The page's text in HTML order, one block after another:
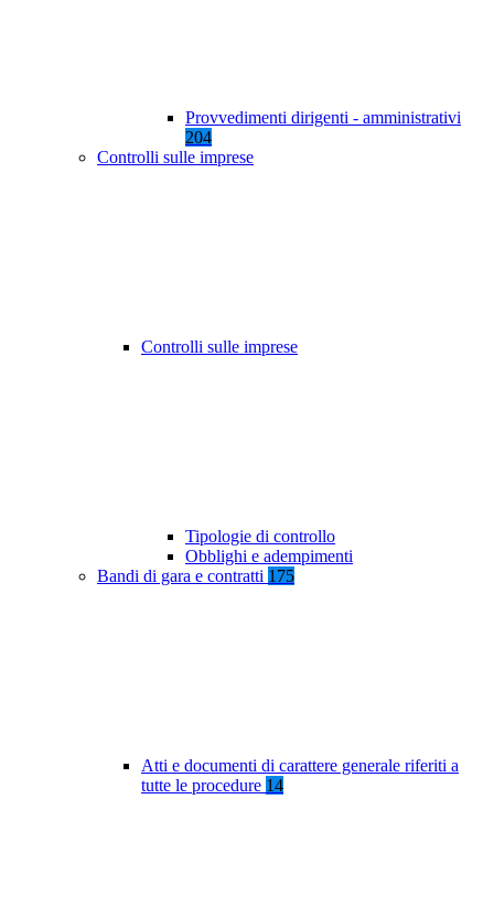
Provvedimenti dirigenti - amministrativi
204
Controlli sulle imprese
Controlli sulle imprese
Tipologie di controllo
Obblighi e adempimenti
Bandi di gara e contratti 175
Atti e documenti di carattere generale riferiti a
tutte le procedure 14